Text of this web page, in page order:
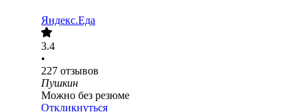
Яндекс.Еда
3.4
•
227 отзывов
Пушкин
Можно без резюме
Откликнуться